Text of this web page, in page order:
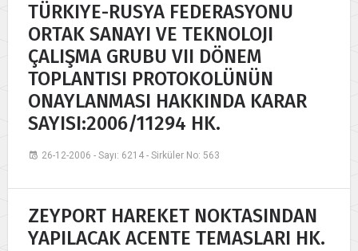
TÜRKIYE-RUSYA FEDERASYONU
ORTAK SANAYI VE TEKNOLOJI
ÇALIŞMA GRUBU VII DÖNEM
TOPLANTISI PROTOKOLÜNÜN
ONAYLANMASI HAKKINDA KARAR
SAYISI:2006/11294 HK.
26-12-2006 - Sayı: 6214 - Sirküler No: 563
ZEYPORT HAREKET NOKTASINDAN
YAPILACAK ACENTE TEMASLARI HK.